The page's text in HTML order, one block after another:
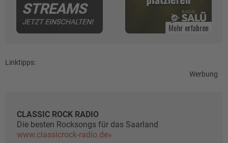
Linktipps:
Werbung
CLASSIC ROCK RADIO
Die besten Rocksongs für das Saarland
www.classicrock-radio.de»